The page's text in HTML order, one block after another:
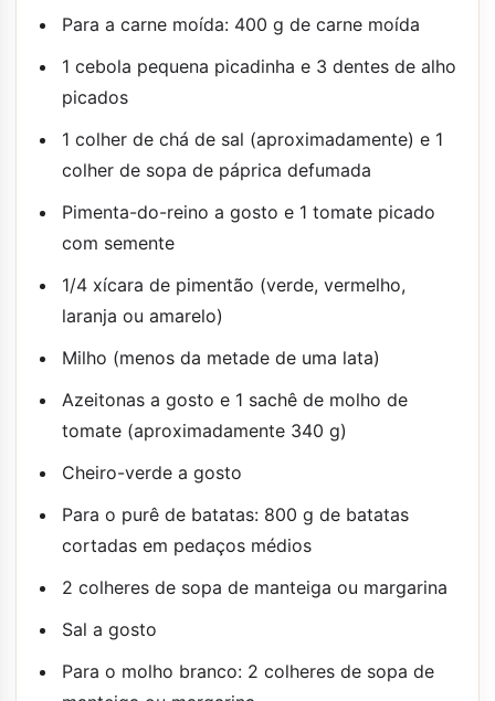
Para a carne moída: 400 g de carne moída
1 cebola pequena picadinha e 3 dentes de alho
picados
1 colher de chá de sal (aproximadamente) e 1
colher de sopa de páprica defumada
Pimenta-do-reino a gosto e 1 tomate picado
com semente
1/4 xícara de pimentão (verde, vermelho,
laranja ou amarelo)
Milho (menos da metade de uma lata)
Azeitonas a gosto e 1 sachê de molho de
tomate (aproximadamente 340 g)
Cheiro-verde a gosto
Para o purê de batatas: 800 g de batatas
cortadas em pedaços médios
2 colheres de sopa de manteiga ou margarina
Sal a gosto
Para o molho branco: 2 colheres de sopa de